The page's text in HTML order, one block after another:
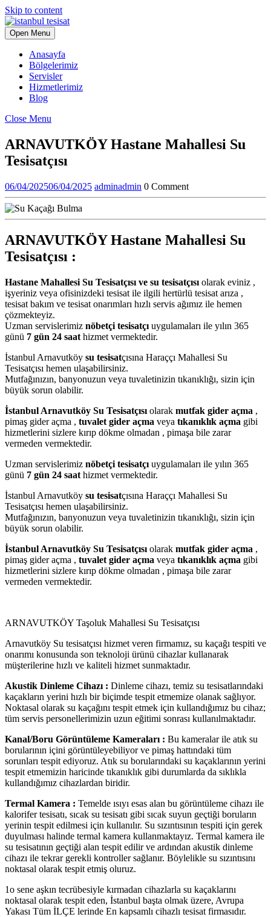
Skip to content
Open Menu
Anasayfa
Bölgelerimiz
Servisler
Hizmetlerimiz
Blog
Close Menu
ARNAVUTKÖY Hastane Mahallesi Su
Tesisatçısı
06/04/202506/04/2025 adminadmin 0 Comment
ARNAVUTKÖY Hastane Mahallesi Su
Tesisatçısı :
Hastane Mahallesi Su Tesisatçısı ve su tesisatçısı olarak eviniz ,
işyeriniz veya ofisinizdeki tesisat ile ilgili hertürlü tesisat arıza ,
tesisat bakım ve tesisat onarımları hızlı servis ağımız ile hemen
çözmekteyiz.
Uzman servislerimiz nöbetçi tesisatçı uygulamaları ile yılın 365
günü 7 gün 24 saat hizmet vermektedir.
İstanbul Arnavutköy su tesisatçısına Haraççı Mahallesi Su
Tesisatçısı hemen ulaşabilirsiniz.
Mutfağınızın, banyonuzun veya tuvaletinizin tıkanıklığı, sizin için
büyük sorun olabilir.
İstanbul Arnavutköy Su Tesisatçısı olarak mutfak gider açma ,
pimaş gider açma , tuvalet gider açma veya tıkanıklık açma gibi
hizmetlerini sizlere kırıp dökme olmadan , pimaşa bile zarar
vermeden vermektedir.
Uzman servislerimiz nöbetçi tesisatçı uygulamaları ile yılın 365
günü 7 gün 24 saat hizmet vermektedir.
İstanbul Arnavutköy su tesisatçısına Haraççı Mahallesi Su
Tesisatçısı hemen ulaşabilirsiniz.
Mutfağınızın, banyonuzun veya tuvaletinizin tıkanıklığı, sizin için
büyük sorun olabilir.
İstanbul Arnavutköy Su Tesisatçısı olarak mutfak gider açma ,
pimaş gider açma , tuvalet gider açma veya tıkanıklık açma gibi
hizmetlerini sizlere kırıp dökme olmadan , pimaşa bile zarar
vermeden vermektedir.
ARNAVUTKÖY Taşoluk Mahallesi Su Tesisatçısı
Arnavutköy Su tesisatçısı hizmet veren firmamız, su kaçağı tespiti ve
onarımı konusunda son teknoloji ürünü cihazlar kullanarak
müşterilerine hızlı ve kaliteli hizmet sunmaktadır.
Akustik Dinleme Cihazı : Dinleme cihazı, temiz su tesisatlarındaki
kaçakların yerini hızlı bir biçimde tespit etmemize olanak sağlıyor.
Noktasal olarak su kaçağını tespit etmek için kullandığımız bu cihaz;
tüm servis personellerimizin uzun eğitimi sonrası kullanılmaktadır.
Kanal/Boru Görüntüleme Kameraları : Bu kameralar ile atık su
borularının içini görüntüleyebiliyor ve pimaş hattındaki tüm
sorunları tespit ediyoruz. Atık su borularındaki su kaçaklarının yerini
tespit etmemizin haricinde tıkanıklık gibi durumlarda da sıklıkla
kullandığımız cihazlardan biridir.
Termal Kamera : Temelde ısıyı esas alan bu görüntüleme cihazı ile
kalorifer tesisatı, sıcak su tesisatı gibi sıcak suyun geçtiği boruların
yerinin tespit edilmesi için kullanılır. Su sızıntısının tespiti için gerek
duyulması halinde termal kamera kullanmaktayız. Termal kamera ile
su tesisatının geçtiği alan tespit edilir ve ardından akustik dinleme
cihazı ile tekrar gerekli kontroller sağlanır. Böylelikle su sızıntısını
noktasal olarak tespit etmiş oluruz.
1o sene aşkın tecrübesiyle kırmadan cihazlarla su kaçaklarını
noktasal olarak tespit eden, İstanbul başta olmak üzere, Avrupa
Yakası Tüm İLÇE lerinde En kapsamlı cihazlı tesisat firmasıdır.